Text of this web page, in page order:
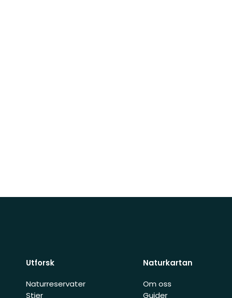
Utforsk
Naturreservater
Stier
Naturkartan
Om oss
Guider